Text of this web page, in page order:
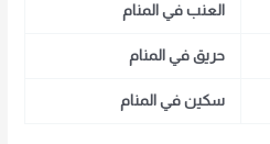
العنب في المنام
حريق في المنام
سكين في المنام